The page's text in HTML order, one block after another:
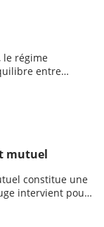
le régime
entre
mutuel
constitue une
intervient pour
des enfants.